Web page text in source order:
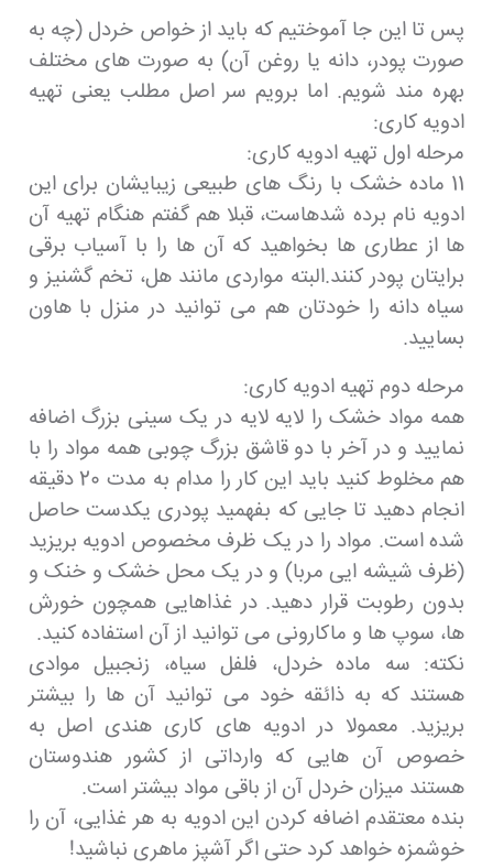
پس تا این جا آموختیم که باید از خواص خردل (چه به
صورت پودر، دانه یا روغن آن) به صورت های مختلف
بهره مند شویم. اما برویم سر اصل مطلب یعنی تهیه
ادویه کاری:
مرحله اول تهیه ادویه کاری:
11 ماده خشک با رنگ های طبیعی زیبایشان برای این
ادویه نام برده شدهاست، قبلا هم گفتم هنگام تهیه آن
ها از عطاری ها بخواهید که آن ها را با آسیاب برقی
برایتان پودر کنند.البته مواردی مانند هل، تخم گشنیز و
سیاه دانه را خودتان هم می توانید در منزل با هاون
بسایید.
مرحله دوم تهیه ادویه کاری:
همه مواد خشک را لایه لایه در یک سینی بزرگ اضافه
نمایید و در آخر با دو قاشق بزرگ چوبی همه مواد را با
هم مخلوط کنید باید این کار را مدام به مدت 20 دقیقه
انجام دهید تا جایی که بفهمید پودری یکدست حاصل
شده است. مواد را در یک ظرف مخصوص ادویه بریزید
(ظرف شیشه ایی مربا) و در یک محل خشک و خنک و
بدون رطوبت قرار دهید. در غذاهایی همچون خورش
ها، سوپ ها و ماکارونی می توانید از آن استفاده کنید.
نکته: سه ماده خردل، فلفل سیاه، زنجبیل موادی
هستند که به ذائقه خود می توانید آن ها را بیشتر
بریزید. معمولا در ادویه های کاری هندی اصل به
خصوص آن هایی که وارداتی از کشور هندوستان
هستند میزان خردل آن از باقی مواد بیشتر است.
بنده معتقدم اضافه کردن این ادویه به هر غذایی، آن را
خوشمزه خواهد کرد حتی اگر آشپز ماهری نباشید!